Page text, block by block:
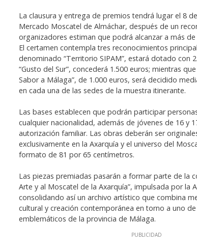
La clausura y entrega de premios tendrá lugar el 8
Mercado Moscatel de Almáchar, después de un
organizadores estiman que podrá alcanzar a más de
El certamen contempla tres reconocimientos
denominado “Territorio SIPAM”, estará dotado con
“Gusto del Sur”, concederá 1.500 euros; mientras
Sabor a Málaga”, de 1.000 euros, será decidido
en cada una de las sedes de la muestra itinerante.
Las bases establecen que podrán participar
cualquier nacionalidad, además de jóvenes de 16 y
autorización familiar. Las obras deberán ser
exclusivamente en la Axarquía y el universo del
formato de 81 por 65 centímetros.
Las piezas premiadas pasarán a formar parte de la
Arte y al Moscatel de la Axarquía”, impulsada por la
consolidando así un archivo artístico que combina
cultural y creación contemporánea en torno a uno
emblemáticos de la provincia de Málaga.